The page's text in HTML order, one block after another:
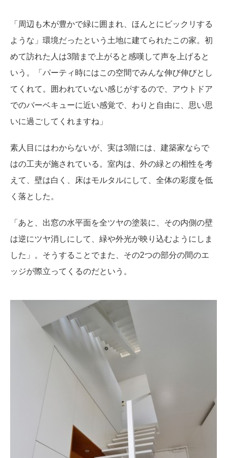
「周辺も木が豊かで緑に囲まれ、ほんとにビックリする
ような」環境だったという土地に建てられたこの家。初
めて訪れた人は3階まで上がると感嘆して声を上げると
いう。「パーティ時にはこの空間でみんな伸び伸びとし
てくれて。囲われていない感じがするので、アウトドア
でのバーベキューに近い感覚で、わりと自由に、思い思
いに過ごしてくれますね」
素人目にはわからないが、実は3階には、建築家ならで
はの工夫が施されている。室内は、外の緑との相性を考
えて、壁は白く、床はモルタルにして、全体の彩度を低
く落とした。
「あと、出窓の水平面を全ツヤの塗装に、その内側の壁
は逆にツヤ消しにして、緑や外光が映り込むようにしま
した」。そうすることでまた、その2つの部分の間のエ
ッジが際立ってくるのだという。